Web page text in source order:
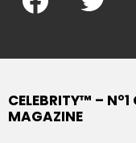
CELEBRITY™ –
MAGAZINE